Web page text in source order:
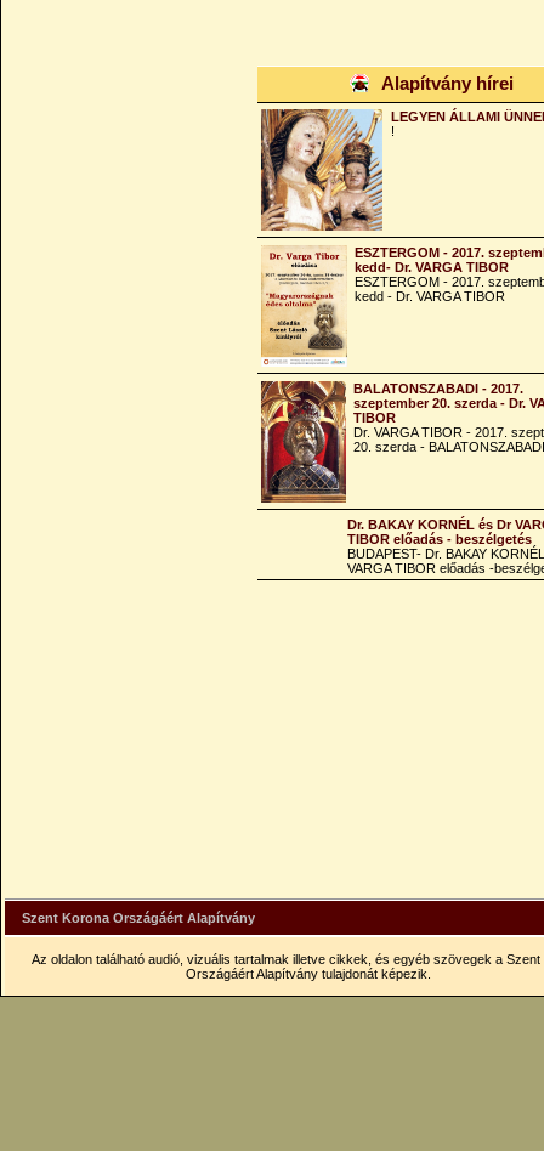
Alapítvány hírei
LEGYEN ÁLLAMI
!
ESZTERGOM - 2017.
kedd- Dr. VARGA TIBOR
ESZTERGOM - 2017.
kedd - Dr. VARGA TIBOR
BALATONSZABADI - 2017.
szeptember 20. szerda - Dr.
TIBOR
Dr. VARGA TIBOR - 2017.
20. szerda - BALATONSZABADI
Dr. BAKAY KORNÉL és Dr
TIBOR előadás - beszélgetés
BUDAPEST- Dr. BAKAY
VARGA TIBOR előadás -
Szent Korona Országáért Alapítvány
Az oldalon található audió, vizuális tartalmak illetve cikkek, és egyéb szövegek a Szent
Országáért Alapítvány tulajdonát képezik.